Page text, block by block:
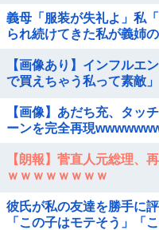
義母「服装が失礼よ」私
られ続けてきた私が義姉
【画像あり】インフルエ
で買えちゃう私って素敵」
【画像】あだち充、タッ
ーンを完全再現
【朗報】菅直人元総理、
ｗｗｗｗｗｗｗｗ
彼氏が私の友達を勝手に
「この子はモテそう」「